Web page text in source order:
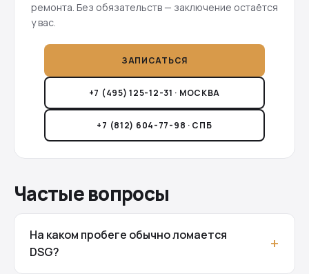
ремонта. Без обязательств — заключение остаётся
у вас.
ЗАПИСАТЬСЯ
+7 (495) 125-12-31 · МОСКВА
+7 (812) 604-77-98 · СПБ
Частые вопросы
На каком пробеге обычно ломается
DSG?